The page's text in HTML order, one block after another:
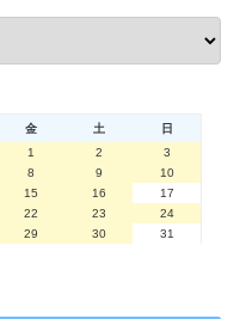
金 土
日
1
2
3
8 9
10
15 16
17
22 23
24
29 30 31